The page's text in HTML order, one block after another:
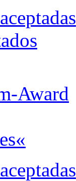
Award